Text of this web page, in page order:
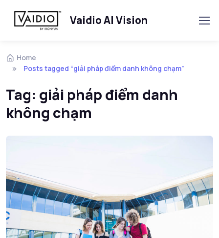
Skip to navigation
Skip to content Vaidio AI Vision
Home
Posts tagged “giải pháp điểm danh không chạm”
Tag: giải pháp điểm danh
không chạm